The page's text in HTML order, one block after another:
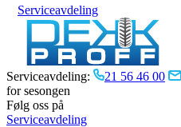
Serviceavdeling
Serviceavdeling: 21 56 46 00
for sesongen
Følg oss på
Serviceavdeling